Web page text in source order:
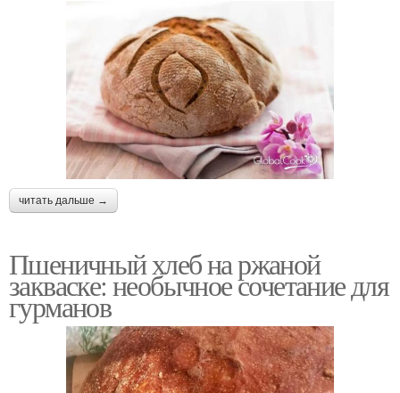
читать дальше →
Пшеничный хлеб на ржаной
закваске: необычное сочетание для
гурманов